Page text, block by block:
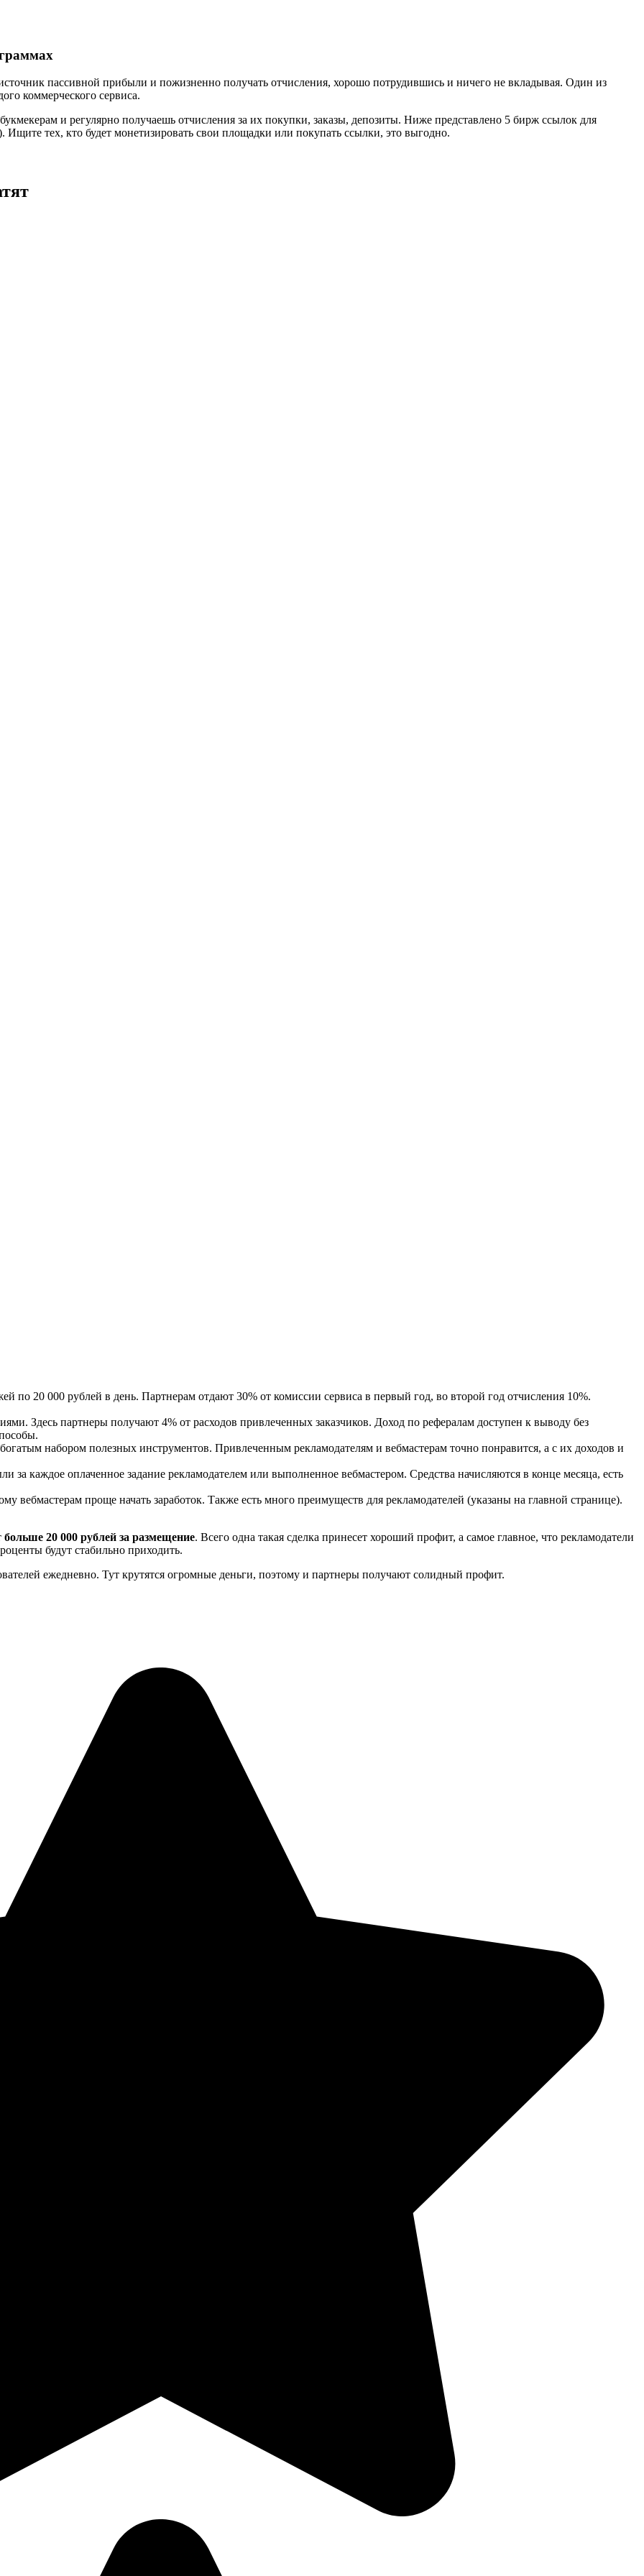
пассивной прибыли и пожизненно получать отчисления, хорошо потрудившись и ничего не вкладывая. Один из
коммерческого сервиса.
и регулярно получаешь отчисления за их покупки, заказы, депозиты. Ниже представлено 5 бирж ссылок для
Ищите тех, кто будет монетизировать свои площадки или покупать ссылки, это выгодно.
по 20 000 рублей в день. Партнерам отдают 30% от комиссии сервиса в первый год, во второй год отчисления 10%.
Здесь партнеры получают 4% от расходов привлеченных заказчиков. Доход по рефералам доступен к выводу без
набором полезных инструментов. Привлеченным рекламодателям и вебмастерам точно понравится, а с их доходов и
за каждое оплаченное задание рекламодателем или выполненное вебмастером. Средства начисляются в конце месяца, есть
вебмастерам проще начать заработок. Также есть много преимуществ для рекламодателей (указаны на главной странице).
больше 20 000 рублей за размещение. Всего одна такая сделка принесет хороший профит, а самое главное, что рекламодатели
будут стабильно приходить.
ежедневно. Тут крутятся огромные деньги, поэтому и партнеры получают солидный профит.